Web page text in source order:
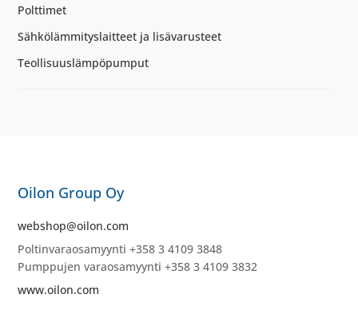
Polttimet
Sähkölämmityslaitteet ja lisävarusteet
Teollisuuslämpöpumput
Oilon Group Oy
webshop@oilon.com
Poltinvaraosamyynti +358 3 4109 3848
Pumppujen varaosamyynti +358 3 4109 3832
www.oilon.com